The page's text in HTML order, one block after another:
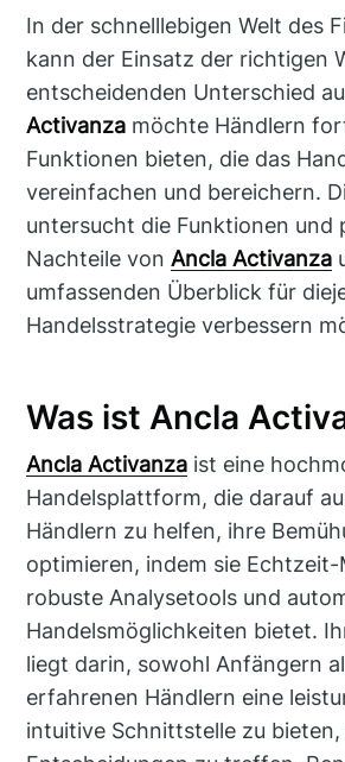
In der schnelllebigen Welt des
kann der Einsatz der richtigen
entscheidenden Unterschied
Activanza möchte Händlern
Funktionen bieten, die das
vereinfachen und bereichern.
untersucht die Funktionen und
Nachteile vonAncla Activanza
umfassenden Überblick für
Handelsstrategie verbessern
Was ist Ancla
Ancla Activanza ist eine
Handelsplattform, die darauf
Händlern zu helfen, ihre
optimieren, indem sie
robuste Analysetools und
Handelsmöglichkeiten bietet.
liegt darin, sowohl Anfängern
erfahrenen Händlern eine
intuitive Schnittstelle zu